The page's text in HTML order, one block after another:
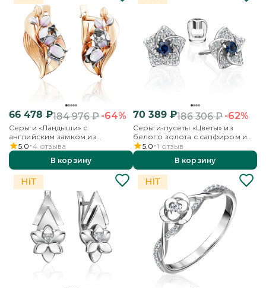
66 478 ₽184 976₽-64%
Серьги «Ландыши» с
английским замком из
комбинированного золота с
эмалью
5.0 4 отзыва
В корзину
70 389₽186 306₽-62%
Серьги-пусеты «Цветы» из
белого золота с сапфиром и
бриллиантами
5.0 1 отзыв
В корзину